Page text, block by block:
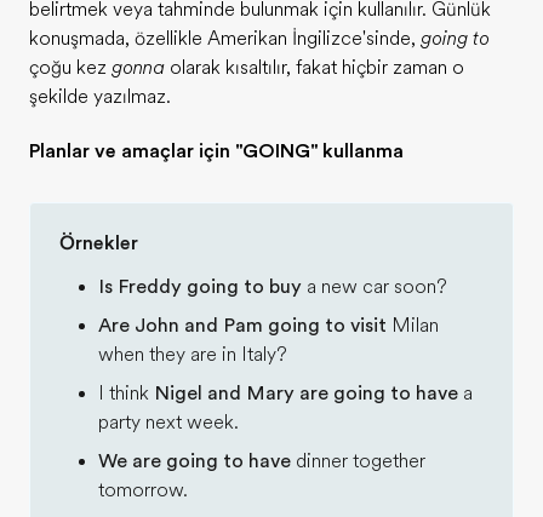
belirtmek veya tahminde bulunmak için kullanılır. Günlük
konuşmada, özellikle Amerikan İngilizce'sinde, going to
çoğu kez gonna olarak kısaltılır, fakat hiçbir zaman o
şekilde yazılmaz.
Planlar ve amaçlar için "GOING" kullanma
Örnekler
Is Freddy going to buy a new car soon?
Are John and Pam going to visit Milan
when they are in Italy?
I think Nigel and Mary are going to have a
party next week.
We are going to have dinner together
tomorrow.